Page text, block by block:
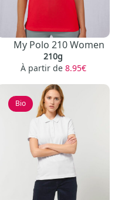
My Polo 210 Women
210g
À partir de 8.95€
Bio